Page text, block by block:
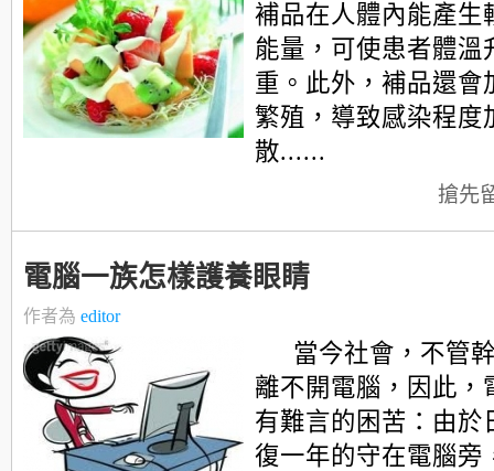
補品在人體內能產生
能量，可使患者體溫
重。此外，補品還會
繁殖，導致感染程度
散......
搶先
電腦一族怎樣護養眼睛
作者為 editor
當今社會，不管
離不開電腦，因此，
有難言的困苦：由於
復一年的守在電腦旁